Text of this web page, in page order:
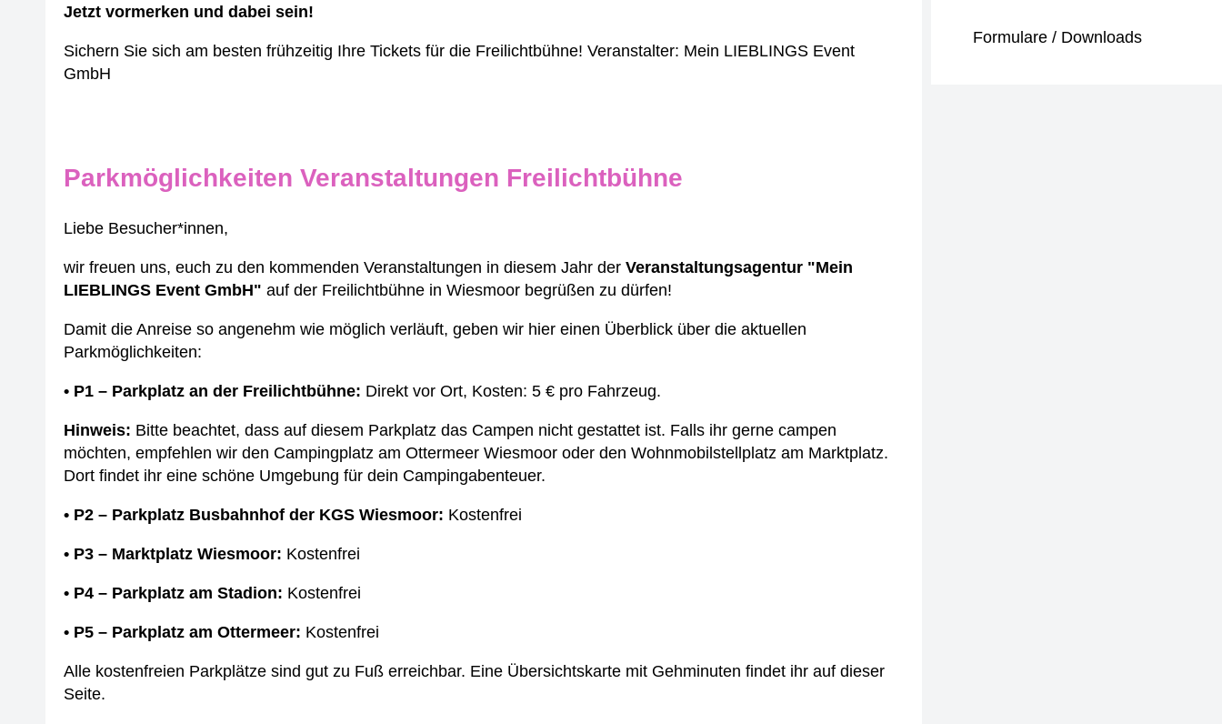
Jetzt vormerken und dabei sein!
Sichern Sie sich am besten frühzeitig Ihre Tickets für die Freilichtbühne! Veranstalter: Mein LIEBLINGS Event
GmbH
Parkmöglichkeiten Veranstaltungen Freilichtbühne
Liebe Besucher*innen,
wir freuen uns, euch zu den kommenden Veranstaltungen in diesem Jahr der Veranstaltungsagentur "Mein
LIEBLINGS Event GmbH" auf der Freilichtbühne in Wiesmoor begrüßen zu dürfen!
Damit die Anreise so angenehm wie möglich verläuft, geben wir hier einen Überblick über die aktuellen
Parkmöglichkeiten:
• P1 – Parkplatz an der Freilichtbühne: Direkt vor Ort, Kosten: 5 € pro Fahrzeug.
Hinweis: Bitte beachtet, dass auf diesem Parkplatz das Campen nicht gestattet ist. Falls ihr gerne campen
möchten, empfehlen wir den Campingplatz am Ottermeer Wiesmoor oder den Wohnmobilstellplatz am Marktplatz.
Dort findet ihr eine schöne Umgebung für dein Campingabenteuer.
• P2 – Parkplatz Busbahnhof der KGS Wiesmoor: Kostenfrei
• P3 – Marktplatz Wiesmoor: Kostenfrei
• P4 – Parkplatz am Stadion: Kostenfrei
• P5 – Parkplatz am Ottermeer: Kostenfrei
Alle kostenfreien Parkplätze sind gut zu Fuß erreichbar. Eine Übersichtskarte mit Gehminuten findet ihr auf dieser
Seite.
Formulare / Downloads